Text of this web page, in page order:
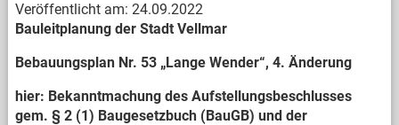
Veröffentlicht am: 24.09.2022
Bauleitplanung der Stadt Vellmar
Bebauungsplan Nr. 53 „Lange Wender“, 4. Änderung
hier: Bekanntmachung des Aufstellungsbeschlusses
gem. § 2 (1) Baugesetzbuch (BauGB) und der